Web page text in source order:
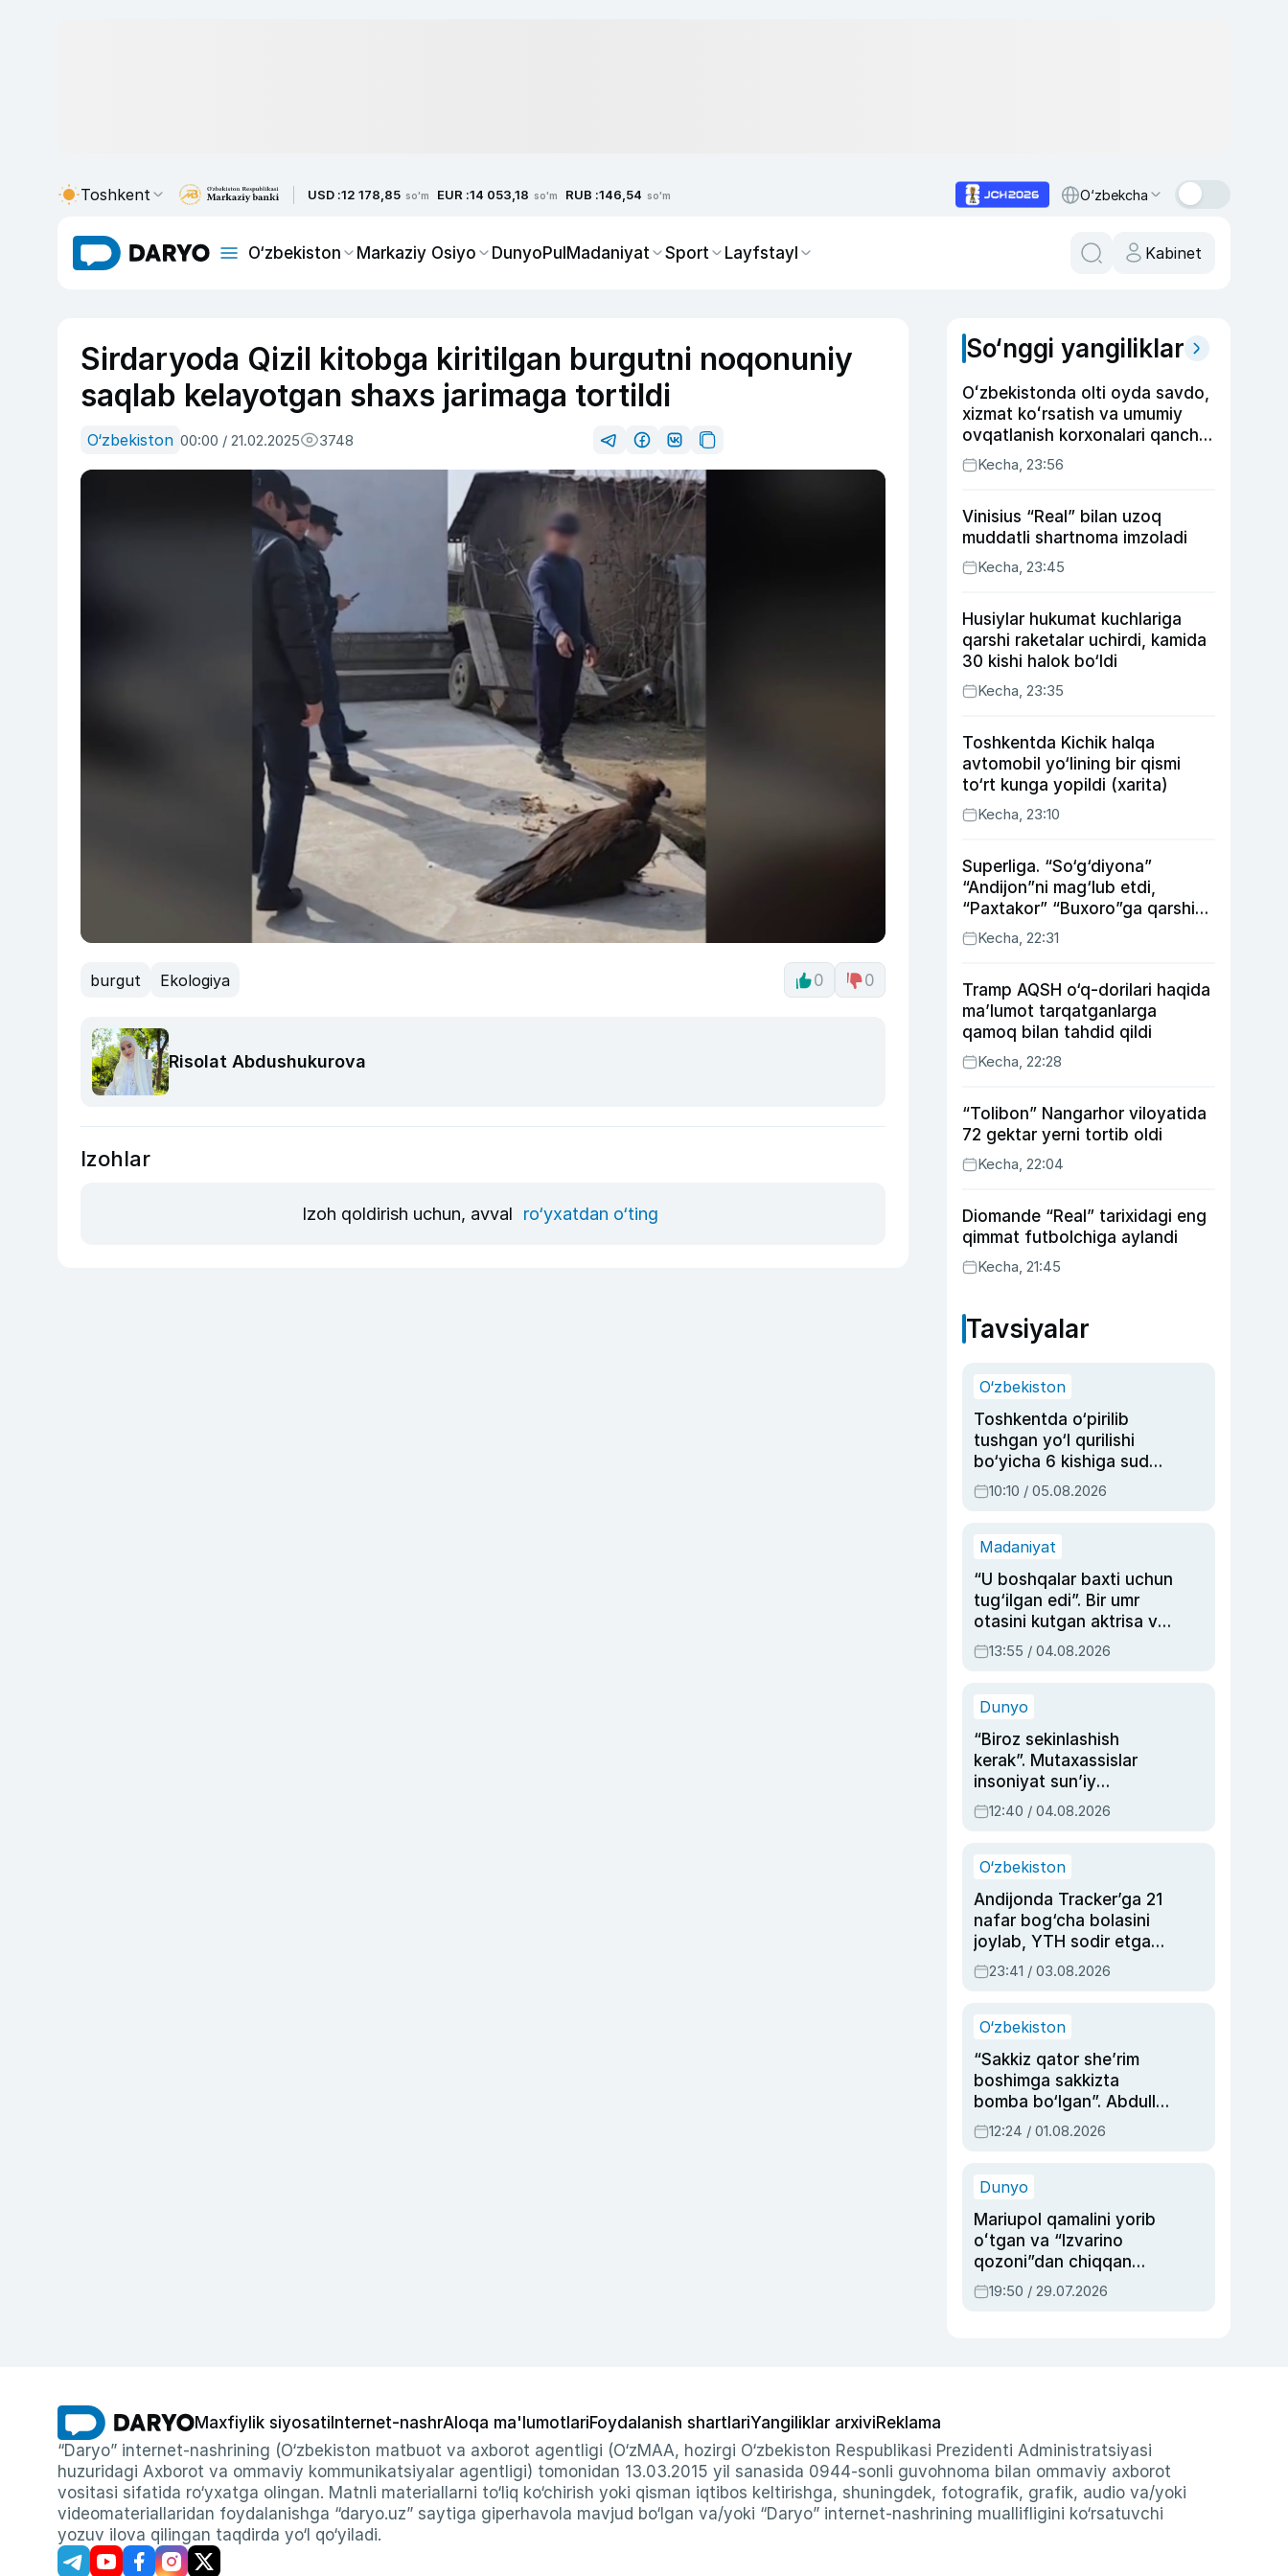
Toshkent USD :12 178,85 so'm EUR :14 053,18 so'm RUB :146,54 so'm O‘zbekcha
O‘zbekiston Markaziy Osiyo DunyoPulMadaniyat Sport Layfstayl Kabinet
Sirdaryoda Qizil kitobga kiritilgan burgutni noqonuniy
saqlab kelayotgan shaxs jarimaga tortildi
O‘zbekiston 00:00 / 21.02.2025 3748
burgut Ekologiya 0 0
Risolat Abdushukurova
Izohlar
Izoh qoldirish uchun, avval ro‘yxatdan o‘ting
So‘nggi yangiliklar
Oʻzbekistonda olti oyda savdo,
xizmat koʻrsatish va umumiy
ovqatlanish korxonalari qancha
soliq toʻlagani ochiqlandi
Kecha, 23:56
Vinisius “Real” bilan uzoq
muddatli shartnoma imzoladi
Kecha, 23:45
Husiylar hukumat kuchlariga
qarshi raketalar uchirdi, kamida
30 kishi halok bo‘ldi
Kecha, 23:35
Toshkentda Kichik halqa
avtomobil yo‘lining bir qismi
to‘rt kunga yopildi (xarita)
Kecha, 23:10
Superliga. “So‘g‘diyona”
“Andijon”ni mag‘lub etdi,
“Paxtakor” “Buxoro”ga qarshi
bahsda g‘alabani qo‘ldan
chiqardi
Kecha, 22:31
Tramp AQSH o‘q-dorilari haqida
ma’lumot tarqatganlarga
qamoq bilan tahdid qildi
Kecha, 22:28
“Tolibon” Nangarhor viloyatida
72 gektar yerni tortib oldi
Kecha, 22:04
Diomande “Real” tarixidagi eng
qimmat futbolchiga aylandi
Kecha, 21:45
Tavsiyalar
O‘zbekiston
Toshkentda o‘pirilib
tushgan yo‘l qurilishi
bo‘yicha 6 kishiga sud
hukmi o‘qildi
10:10 / 05.08.2026
Madaniyat
“U boshqalar baxti uchun
tug‘ilgan edi”. Bir umr
otasini kutgan aktrisa va
dublyaj ustasi Rimma
Ahmedovaning
13:55 / 04.08.2026
Dunyo
“Biroz sekinlashish
kerak”. Mutaxassislar
insoniyat sun’iy
intellektni boshqara
olmay qolishidan xavotir
12:40 / 04.08.2026
O‘zbekiston
Andijonda Tracker’ga 21
nafar bog‘cha bolasini
joylab, YTH sodir etgan
ayolga sud hukmi o‘qildi
23:41 / 03.08.2026
O‘zbekiston
“Sakkiz qator she’rim
boshimga sakkizta
bomba bo‘lgan”. Abdulla
Oripovni siyosiy
ayblovlardan asrab
12:24 / 01.08.2026
Dunyo
Mariupol qamalini yorib
oʻtgan va “Izvarino
qozoni”dan chiqqan
qahramon — Ukraina
armiyasi bosh
19:50 / 29.07.2026
Maxfiylik siyosati Internet-nashrAloqa ma'lumotlariFoydalanish shartlariYangiliklar arxiviReklama
“Daryo” internet-nashrining (O‘zbekiston matbuot va axborot agentligi (O‘zMAA, hozirgi O‘zbekiston Respublikasi Prezidenti Administratsiyasi
huzuridagi Axborot va ommaviy kommunikatsiyalar agentligi) tomonidan 13.03.2015 yil sanasida 0944-sonli guvohnoma bilan ommaviy axborot
vositasi sifatida ro‘yxatga olingan. Matnli materiallarni to‘liq ko‘chirish yoki qisman iqtibos keltirishga, shuningdek, fotografik, grafik, audio va/yoki
videomateriallaridan foydalanishga “daryo.uz” saytiga giperhavola mavjud bo‘lgan va/yoki “Daryo” internet-nashrining muallifligini ko‘rsatuvchi
yozuv ilova qilingan taqdirda yo‘l qo‘yiladi.